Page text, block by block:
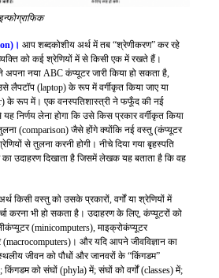
आप शब्दकोशीय अर्थ में तब “श्रेणीकरण” कर रहे
को कई श्रेणियों में से किसी एक में रखते हैं।
नया ABC कंप्यूटर जारी किया हो सकता है,
लैपटॉप (laptop) के रूप में वर्गीकृत किया जाए या
के रूप में। एक वनस्पतिशास्त्री ने फफूँद की नई
निर्णय लेना होगा कि उसे किस प्रकार वर्गीकृत किया
(comparison) जैसे होंगे क्योंकि नई वस्तु (कंप्यूटर
से तुलना करनी होगी। नीचे दिया गया बृहस्पति
उदाहरण दिखाता है जिसमें लेखक यह बताता है कि वह
किसी वस्तु को उसके प्रकारों, वर्गों या श्रेणियों में
करना भी हो सकता है। उदाहरण के लिए, कंप्यूटरों को
(minicomputers), माइक्रोकंप्यूटर
और यदि आपने जीवविज्ञान का
जीवन को पौधों और जानवरों के “किंगडम”
किंगडम को संघों (phyla) में; संघों को वर्गों (classes) में;